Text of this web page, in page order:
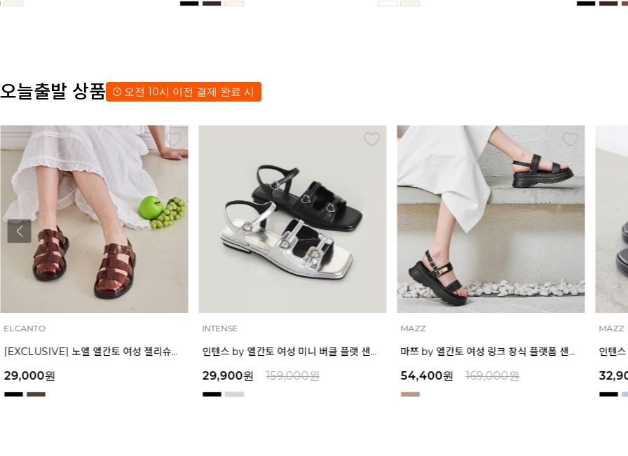
오늘출발 상품 오전 10시 이전 결제 완료 시
INTENSE
29,900
MAZZ
54,400 원 169,000
MAZZ
32,900 원 159,000